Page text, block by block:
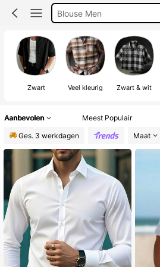
Hemd Mannen
Overhemd Heren
Zwart Veel kleurig Zwart & wit
Aanbevolen Meest Populair
Ges. 3 werkdagen
Maat